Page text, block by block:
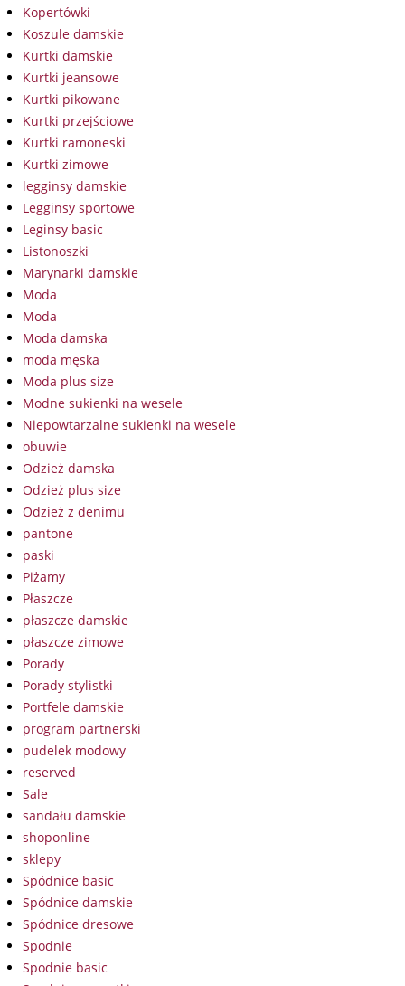
Kopertówki
Koszule damskie
Kurtki damskie
Kurtki jeansowe
Kurtki pikowane
Kurtki przejściowe
Kurtki ramoneski
Kurtki zimowe
legginsy damskie
Legginsy sportowe
Leginsy basic
Listonoszki
Marynarki damskie
Moda
Moda
Moda damska
moda męska
Moda plus size
Modne sukienki na wesele
Niepowtarzalne sukienki na wesele
obuwie
Odzież damska
Odzież plus size
Odzież z denimu
pantone
paski
Piżamy
Płaszcze
płaszcze damskie
płaszcze zimowe
Porady
Porady stylistki
Portfele damskie
program partnerski
pudelek modowy
reserved
Sale
sandału damskie
shoponline
sklepy
Spódnice basic
Spódnice damskie
Spódnice dresowe
Spodnie
Spodnie basic